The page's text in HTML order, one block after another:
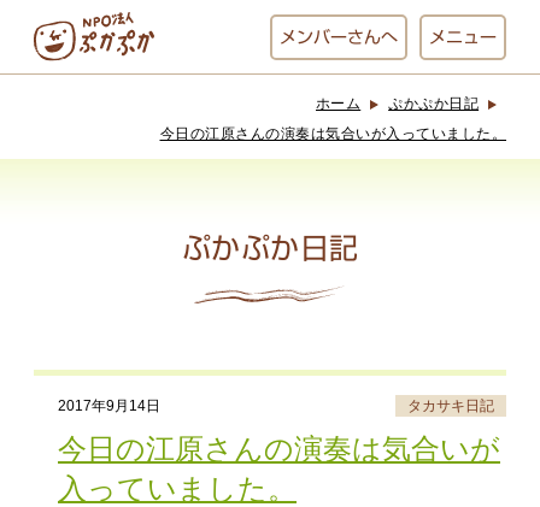
メンバーさんへ メニュー
ぷかぷか
お休み中
アート屋
わんど
ホーム
ぷかぷか日記
今日の江原さんの演奏は気合いが入っていました。
ぷかぷか日記
2017年9月14日 タカサキ日記
今日の江原さんの演奏は気合いが
入っていました。